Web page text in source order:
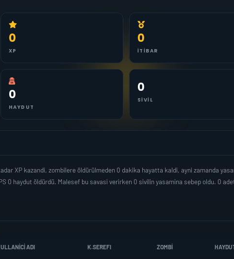
0
XP
0
İTIBAR
0
HAYDUT
0
SIVIL
XP kazandi, zombilere öldürülmeden 0 dakika hayatta kaldi, ayni zamanda
0 haydut öldürdü. Malesef bu savasi verirken 0 sivilin yasamina sebep oldu. 0
ADI K.SEREFI ZOMBI